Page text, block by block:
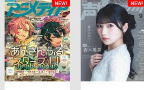
NEW! NEW!